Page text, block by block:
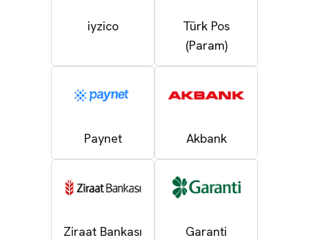
iyzico
Türk Pos
(Param)
Paynet Akbank
Ziraat Bankası
Garanti